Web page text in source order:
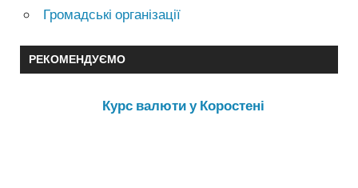
Громадські організації
РЕКОМЕНДУЄМО
Курс валюти у Коростені